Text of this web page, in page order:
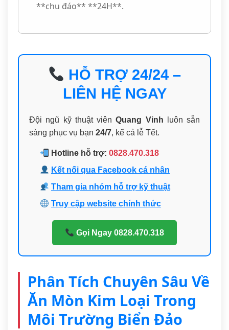
**chu đáo** **24H**.
HỖ TRỢ 24/24 –
LIÊN HỆ NGAY
Đội ngũ kỹ thuật viênQuang Vinh luôn sẵn
sàng phục vụ bạn 24/7, kể cả lễ Tết.
Hotline hỗ trợ: 0828.470.318
Kết nối qua Facebook cá nhân
Tham gia nhóm hỗ trợ kỹ thuật
Truy cập website chính thức
Gọi Ngay 0828.470.318
Phân Tích Chuyên Sâu Về
Ăn Mòn Kim Loại Trong
Môi Trường Biển Đảo